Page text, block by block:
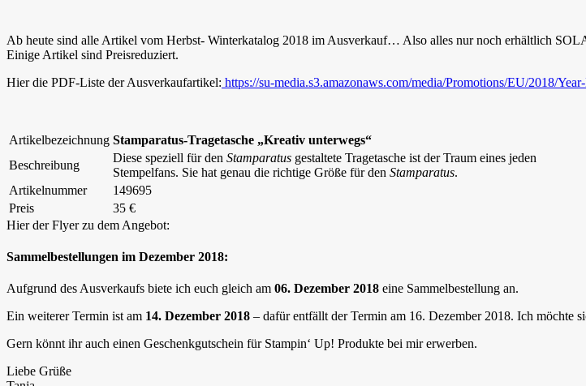
Ab heute sind alle Artikel vom Herbst- Winterkatalog 2018 im Ausverkauf… Also alles nur noch erhältlich
Einige Artikel sind Preisreduziert.
Hier die PDF-Liste der Ausverkaufartikel: https://su-media.s3.amazonaws.com/media/Promotions/EU/2018/
Artikelbezeichnung Stamparatus-Tragetasche „Kreativ unterwegs“
Beschreibung
Diese speziell für den Stamparatus gestaltete Tragetasche ist der Traum eines jeden
Stempelfans. Sie hat genau die richtige Größe für den Stamparatus.
Artikelnummer
149695
Preis
35 €
Hier der Flyer zu dem Angebot:
Sammelbestellungen im Dezember 2018:
Aufgrund des Ausverkaufs biete ich euch gleich am 06. Dezember 2018 eine Sammelbestellung an.
Ein weiterer Termin ist am 14. Dezember 2018 – dafür entfällt der Termin am 16. Dezember 2018. Ich möchte
Gern könnt ihr auch einen Geschenkgutschein für Stampin‘ Up! Produkte bei mir erwerben.
Liebe Grüße